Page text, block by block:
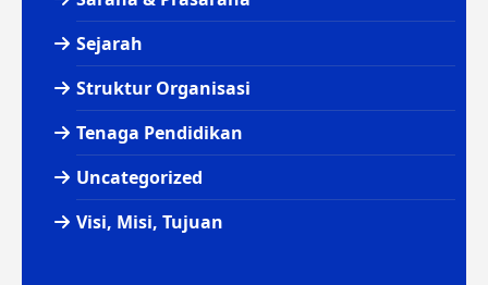
Sejarah
Struktur Organisasi
Tenaga Pendidikan
Uncategorized
Visi, Misi, Tujuan